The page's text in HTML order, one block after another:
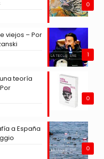
0
1
viejos – Por
0
teoría
0
a España